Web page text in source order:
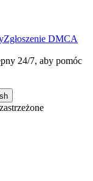
Zgłoszenie DMCA
24/7, aby pomóc